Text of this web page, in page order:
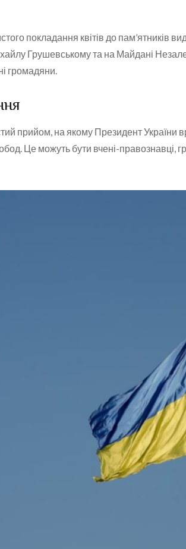
покладання квітів до пам’ятників
Грушевському та на Майдані
громадяни.
прийом, на якому Президент
Це можуть бути вчені-правознавці,